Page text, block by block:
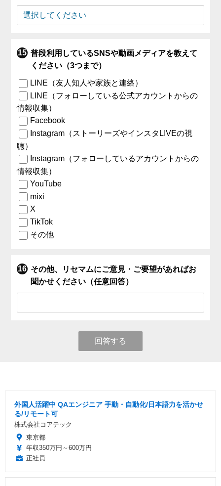
普段利用しているSNSや動画メディアを教えて
ください（3つまで）
LINE（友人知人や家族と連絡）
LINE（フォローしている公式アカウントからの
情報収集）
Facebook
Instagram（ストーリーズやインスタLIVEの視
聴）
Instagram（フォローしているアカウントからの
情報収集）
YouTube
mixi
X
TikTok
その他
その他、リセマムにご意見・ご要望があればお
聞かせください（任意回答）
回答する
外国人活躍中 QAエンジニア 手動・自動化/日本語力を活かせ
る/リモート可
株式会社コアテック
東京都
年収350万円～600万円
正社員